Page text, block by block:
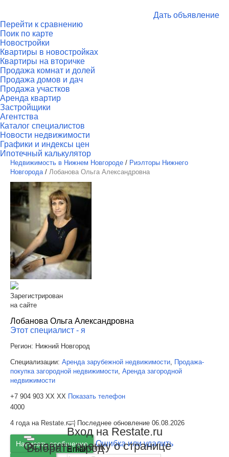
Дать объявление
Перейти к сравнению
Поик по карте
Новостройки
Квартиры в новостройках
Квартиры на вторичке
Продажа комнат и долей
Продажа домов и дач
Продажа участков
Аренда квартир
Застройщики
Агентства
Каталог специалистов
Новости недвижимости
Графики и индексы цен
Ипотечный калькулятор
Выбрать город
Вход на Restate.ru
Email
Недвижимость в Нижнем Новгороде / Риэлторы Нижнего
Новгорода / Лобанова Ольга Александровна
Зарегистрирован
на сайте
Лобанова Ольга Александровна
Этот специалист - я
Регион: Нижний Новгород
Специализации: Аренда зарубежной недвижимости, Продажа-
покупка загородной недвижимости, Аренда загородной
недвижимости
+7 904 903 XX XX Показать телефон
4000
4 года на Restate.ru | Последнее обновление 06.08.2026
Написать сообщение Ошибка или удалить
Оставить оценку о странице